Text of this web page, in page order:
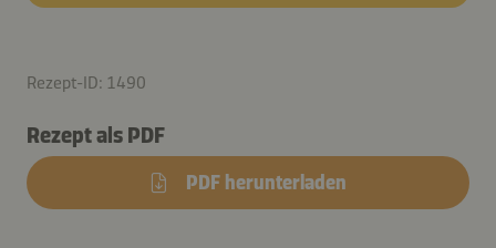
Rezept-ID: 1490
Rezept als PDF
PDF herunterladen